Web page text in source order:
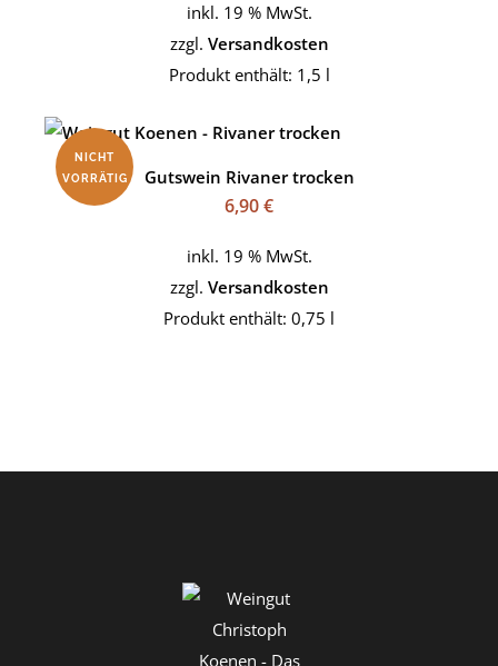
inkl. 19 % MwSt.
zzgl. Versandkosten
Produkt enthält: 1,5 l
NICHT
VORRÄTIG
Gutswein Rivaner trocken
6,90€
inkl. 19 % MwSt.
zzgl. Versandkosten
Produkt enthält: 0,75 l